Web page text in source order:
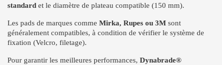
standard et le diamètre de plateau compatible (150 mm).
Les pads de marques comme Mirka, Rupes ou 3M sont
généralement compatibles, à condition de vérifier le système de
fixation (Velcro, filetage).
Pour garantir les meilleures performances, Dynabrade®